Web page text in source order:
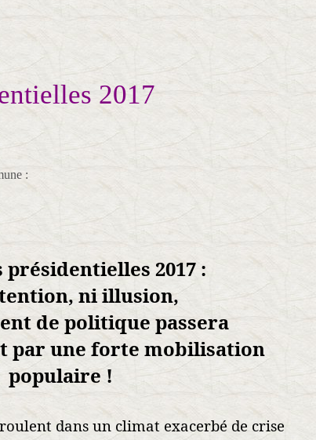
2017
:
2017 :
ni illusion,
de politique passera
par une forte mobilisation
populaire !
dans un climat exacerbé de crise